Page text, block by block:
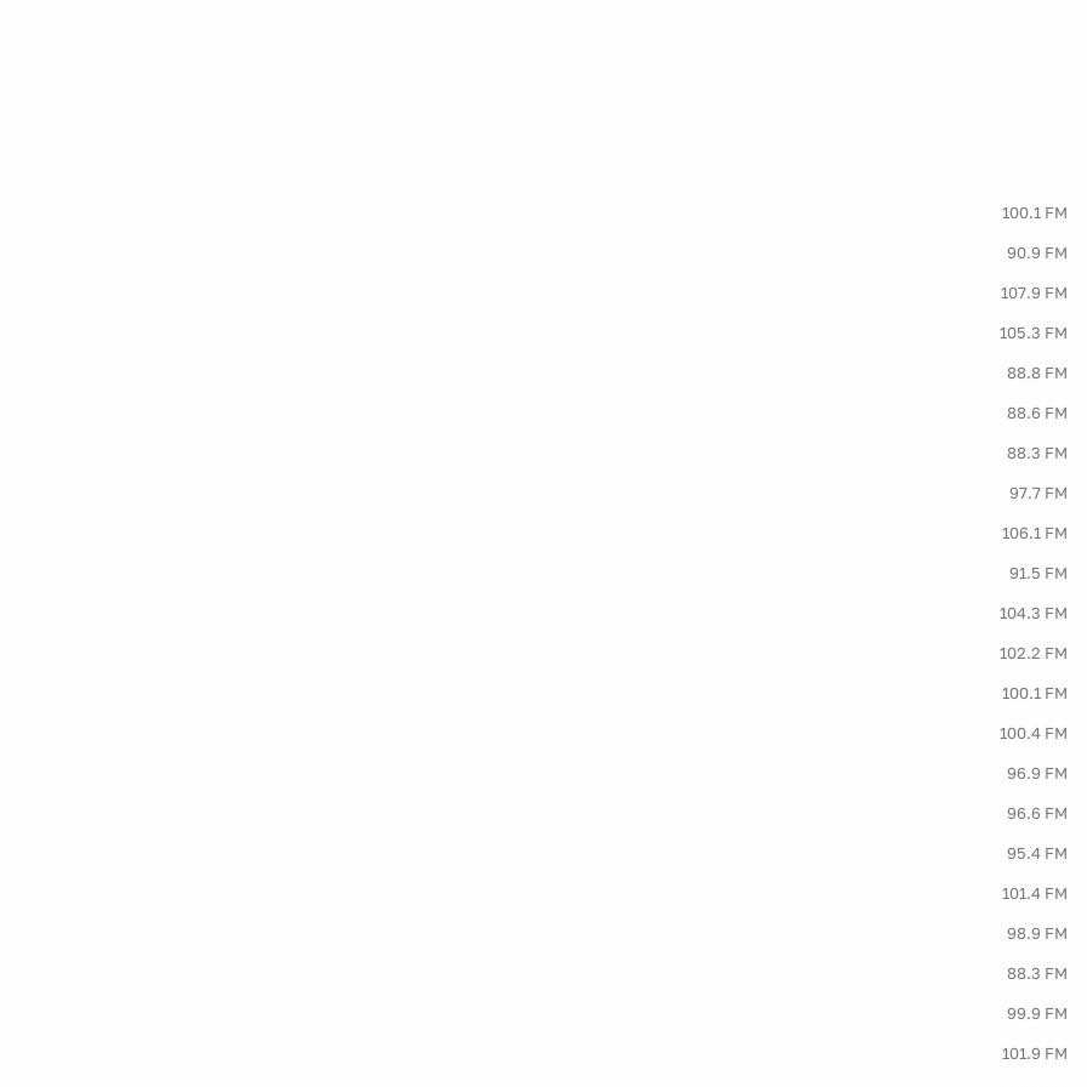
100.1 FM
90.9 FM
107.9 FM
105.3 FM
88.8 FM
88.6 FM
88.3 FM
97.7 FM
106.1 FM
91.5 FM
104.3 FM
102.2 FM
100.1 FM
100.4 FM
96.9 FM
96.6 FM
95.4 FM
101.4 FM
98.9 FM
88.3 FM
99.9 FM
101.9 FM